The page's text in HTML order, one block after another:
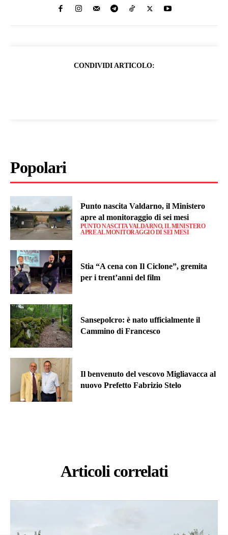
CONDIVIDI ARTICOLO:
Popolari
Punto nascita Valdarno, il Ministero
apre al monitoraggio di sei mesi
PUNTO NASCITA VALDARNO, IL MINISTERO
APRE AL MONITORAGGIO DI SEI MESI
Stia “A cena con Il Ciclone”, gremita
per i trent’anni del film
Sansepolcro: è nato ufficialmente il
Cammino di Francesco
Il benvenuto del vescovo Migliavacca al
nuovo Prefetto Fabrizio Stelo
Articoli correlati